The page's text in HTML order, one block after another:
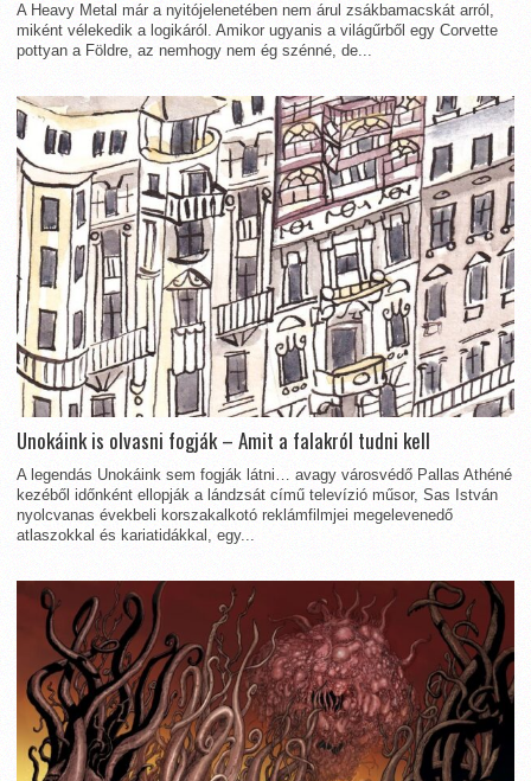
A Heavy Metal már a nyitójelenetében nem árul zsákbamacskát arról,
miként vélekedik a logikáról. Amikor ugyanis a világűrből egy Corvette
pottyan a Földre, az nemhogy nem ég szénné, de...
Unokáink is olvasni fogják – Amit a falakról tudni kell
A legendás Unokáink sem fogják látni… avagy városvédő Pallas Athéné
kezéből időnként ellopják a lándzsát című televízió műsor, Sas István
nyolcvanas évekbeli korszakalkotó reklámfilmjei megelevenedő
atlaszokkal és kariatidákkal, egy...